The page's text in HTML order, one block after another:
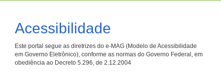
Acessibilidade
Este portal segue as diretrizes do e-MAG (Modelo de Acessibilidade
em Governo Eletrônico), conforme as normas do Governo Federal, em
obediência ao Decreto 5.296, de 2.12.2004